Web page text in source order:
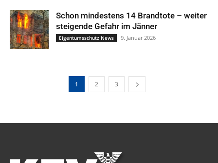
Schon mindestens 14 Brandtote – weiter
steigende Gefahr im Jänner
Eigentumsschutz News 9. Januar 2026
1 2 3